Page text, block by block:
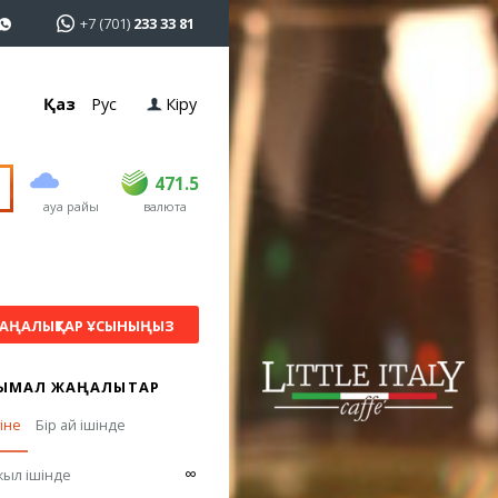
+7 (701) 233 33 81
Қаз Рус Кіру
ауа райы
471.5
USD 470 471.5
EUR валюта
ҰСЫНЫҢЫЗ
ЖАҢАЛЫҚТАР
Бір ай ішінде
ішінде ∞